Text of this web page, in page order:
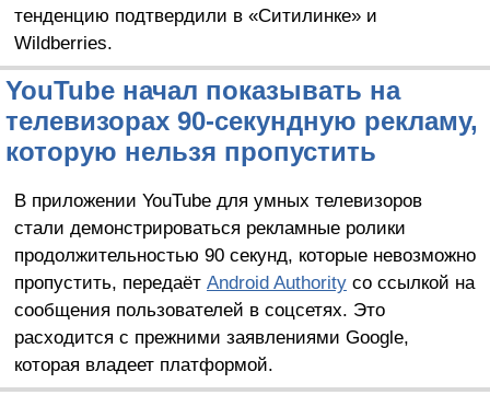
тенденцию подтвердили в «Ситилинке» и
Wildberries.
YouTube начал показывать на
телевизорах 90-секундную рекламу,
которую нельзя пропустить
В приложении YouTube для умных телевизоров
стали демонстрироваться рекламные ролики
продолжительностью 90 секунд, которые невозможно
пропустить, передаёт Android Authorityсо ссылкой на
сообщения пользователей в соцсетях. Это
расходится с прежними заявлениями Google,
которая владеет платформой.